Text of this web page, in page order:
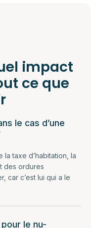
impact
ce que
le cas d’une
la taxe d’habitation, la
des ordures
car c’est lui qui a le
le nu-